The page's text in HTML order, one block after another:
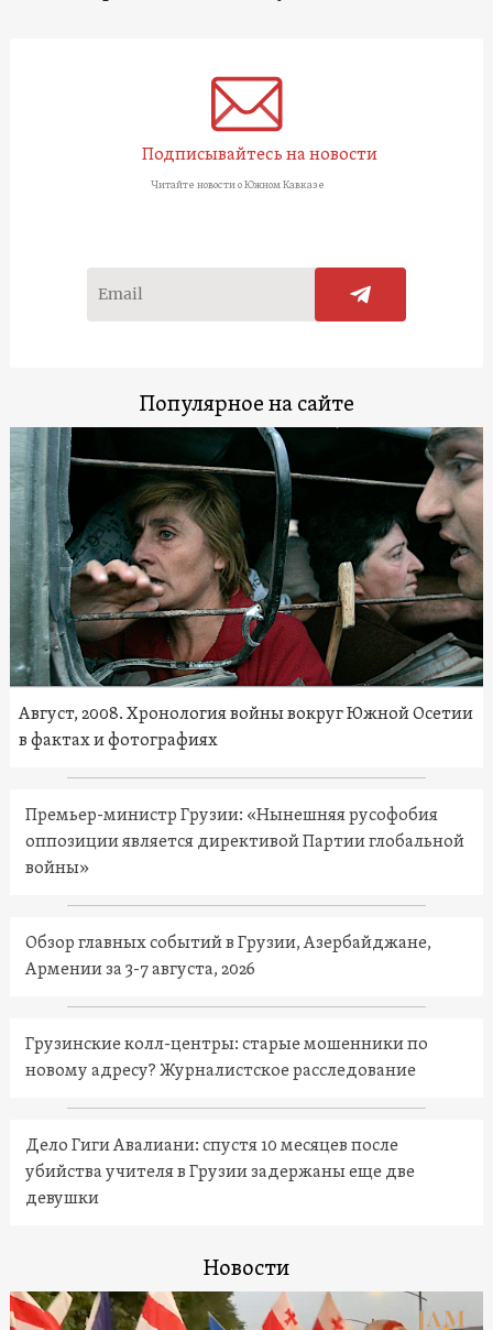
Подписывайтесь на новости
Читайте новости о Южном Кавказе
Популярное на сайте
Август, 2008. Хронология войны вокруг Южной Осетии
в фактах и фотографиях
Премьер-министр Грузии: «Нынешняя русофобия
оппозиции является директивой Партии глобальной
войны»
Обзор главных событий в Грузии, Азербайджане,
Армении за 3-7 августа, 2026
Грузинские колл-центры: старые мошенники по
новому адресу? Журналистское расследование
Дело Гиги Авалиани: спустя 10 месяцев после
убийства учителя в Грузии задержаны еще две
девушки
Новости